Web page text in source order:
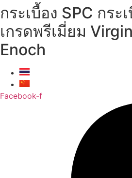
Skip
to
content
กระเบื้อง SPC กร
เกรดพรีเมี่ยม
Enoch
Facebook-f